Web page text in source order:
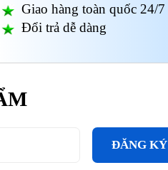
Giao hàng toàn quốc 24/7
Đổi trả dễ dàng
ĐĂNG KÝ